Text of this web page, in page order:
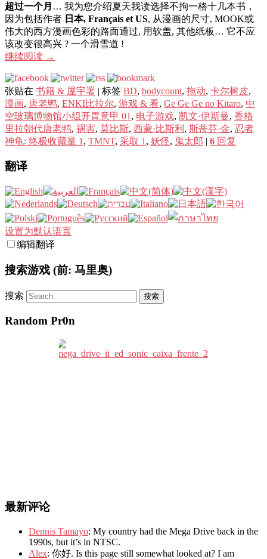
超过一个月 … 我为您介绍夏天我读选择不拘一格十几本书，
因为包括作者 日本, Français et US, 从漫画的尺寸, MOOK或
伟大的西方漫画色彩的路面通过, 用软盖, 其他纸板… 它不应
该改变很高兴 ? 一个滑雪道 !
继续阅读 →
张贴在 书籍 & 屋宇署 | 标签 BD, bodycount, 拖动, 卡尔树皮,
漫画, 唐老鸭, ENKI比拉尔, 游戏 & 看, Ge Ge Ge no Kitaro, 中
空玻璃博物馆小组开胃意甲 01 , 电子游戏, 凯文·伊斯曼, 香格
里拉朝代唐老鸭, 祸害, 莫比斯, 西蒙·比斯利 , 斯蒂芬·金, 忍者
神龟: 终极收藏量 1 , TMNT, 采取 1 , 妖怪, 鬼太郎 | 6 回复
翻译
设置为默认语言
编辑翻译
搜索游戏 (前: 马里奥)
搜索
Random Pr0n
最新评论
Dennis Tamayo: My country had the Mega Drive back in the
1990s, but it’s in NTSC.
Alex: 你好. Is this page still somewhat looked at? I am